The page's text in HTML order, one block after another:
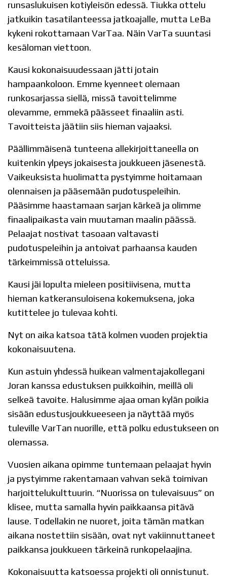
runsaslukuisen kotiyleisön edessä. Tiukka ottelu
jatkuikin tasatilanteessa jatkoajalle, mutta LeBa
kykeni rokottamaan VarTaa. Näin VarTa suuntasi
kesäloman viettoon.
Kausi kokonaisuudessaan jätti jotain
hampaankoloon. Emme kyenneet olemaan
runkosarjassa siellä, missä tavoittelimme
olevamme, emmekä päässeet finaaliin asti.
Tavoitteista jäätiin siis hieman vajaaksi.
Päällimmäisenä tunteena allekirjoittaneella on
kuitenkin ylpeys jokaisesta joukkueen jäsenestä.
Vaikeuksista huolimatta pystyimme hoitamaan
olennaisen ja pääsemään pudotuspeleihin.
Pääsimme haastamaan sarjan kärkeä ja olimme
finaalipaikasta vain muutaman maalin päässä.
Pelaajat nostivat tasoaan valtavasti
pudotuspeleihin ja antoivat parhaansa kauden
tärkeimmissä otteluissa.
Kausi jäi lopulta mieleen positiivisena, mutta
hieman katkeransuloisena kokemuksena, joka
kutittelee jo tulevaa kohti.
Nyt on aika katsoa tätä kolmen vuoden projektia
kokonaisuutena.
Kun astuin yhdessä huikean valmentajakollegani
Joran kanssa edustuksen puikkoihin, meillä oli
selkeä tavoite. Halusimme ajaa oman kylän poikia
sisään edustusjoukkueeseen ja näyttää myös
tuleville VarTan nuorille, että polku edustukseen on
olemassa.
Vuosien aikana opimme tuntemaan pelaajat hyvin
ja pystyimme rakentamaan vahvan sekä toimivan
harjoittelukulttuurin. “Nuorissa on tulevaisuus” on
klisee, mutta samalla hyvin paikkaansa pitävä
lause. Todellakin ne nuoret, joita tämän matkan
aikana nostettiin sisään, ovat nyt vakiinnuttaneet
paikkansa joukkueen tärkeinä runkopelaajina.
Kokonaisuutta katsoessa projekti oli onnistunut.